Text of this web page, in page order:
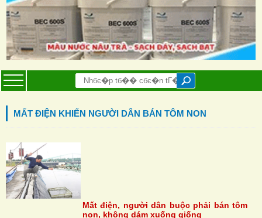
MẤT ĐIỆN KHIẾN NGƯỜI DÂN BÁN TÔM NON
Mất điện, người dân buộc phải bán tôm
non, không dám xuống giống